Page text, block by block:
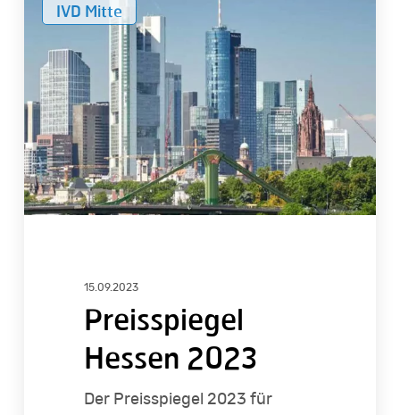
HessenIVD Mitte
15.09.2023
Preisspiegel
Hessen 2023
Der Preisspiegel 2023 für